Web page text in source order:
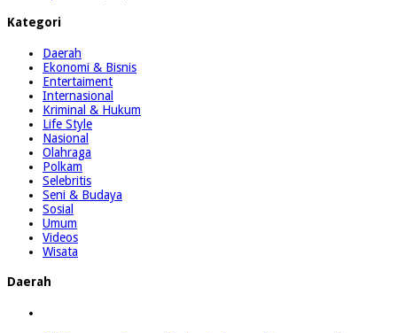
Kategori
Daerah
Ekonomi & Bisnis
Entertaiment
Internasional
Kriminal & Hukum
Life Style
Nasional
Olahraga
Polkam
Selebritis
Seni & Budaya
Sosial
Umum
Videos
Wisata
Daerah